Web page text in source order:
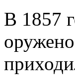
В 1857